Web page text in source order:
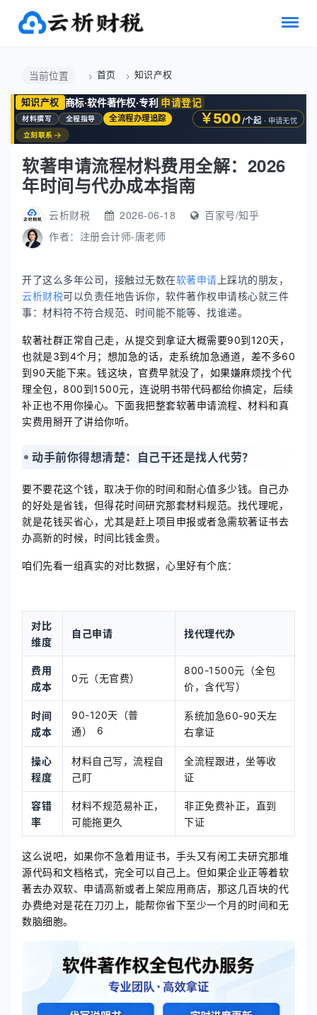
当前位置 首页 知识产权
知识产权 商标·软件著作权·专利 申请登记
材料撰写 全程指导 全流程办理追踪 ￥500/个起 · 申请无忧
立刻联系 →
软著申请流程材料费用全解：2026
年时间与代办成本指南
云析财税 2026-06-18
百家号/知乎
作者： 注册会计师-唐老师
开了这么多年公司，接触过无数在软著申请 上踩坑的朋友，
云析财税可以负责任地告诉你，软件著作权申请核心就三件
事：材料符不符合规范、时间能不能等、找谁递。
软著社群正常自己走，从提交到拿证大概需要90到120天，
也就是3到4个月；想加急的话，走系统加急通道，差不多60
到90天能下来。钱这块，官费早就没了，如果嫌麻烦找个代
理全包，800到1500元，连说明书带代码都给你搞定，后续
补正也不用你操心。下面我把整套软著申请流程、材料和真
实费用掰开了讲给你听。
动手前你得想清楚：自己干还是找人代劳？
要不要花这个钱，取决于你的时间和耐心值多少钱。自己办
的好处是省钱，但得花时间研究那套材料规范。找代理呢，
就是花钱买省心，尤其是赶上项目申报或者急需软著证书去
办高新的时候，时间比钱金贵。
咱们先看一组真实的对比数据，心里好有个底：
对比
维度
自己申请 找代理代办
费用
成本
0元（无官费）
800-1500元（全包
价，含代写）
时间
成本
90-120天（普
通）
6
系统加急60-90天左
右拿证
操心
程度
材料自己写，流程自
己盯
全流程跟进，坐等收
证
容错
率
材料不规范易补正，
可能拖更久
非正免费补正，直到
下证
这么说吧，如果你不急着用证书，手头又有闲工夫研究那堆
源代码和文档格式，完全可以自己上。但如果企业正等着软
著去办双软、申请高新或者上架应用商店，那这几百块的代
办费绝对是花在刀刃上，能帮你省下至少一个月的时间和无
数脑细胞。